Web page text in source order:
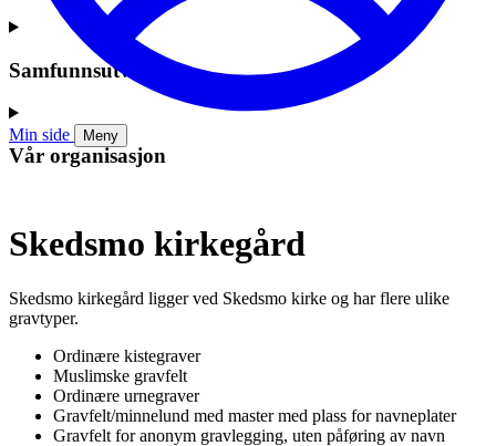
Min side Meny
Samfunnsutvikling
Vår organisasjon
Skedsmo kirkegård
Skedsmo kirkegård ligger ved Skedsmo kirke og har flere ulike
gravtyper.
Ordinære kistegraver
Muslimske gravfelt
Ordinære urnegraver
Gravfelt/minnelund med master med plass for navneplater
Gravfelt for anonym gravlegging, uten påføring av navn